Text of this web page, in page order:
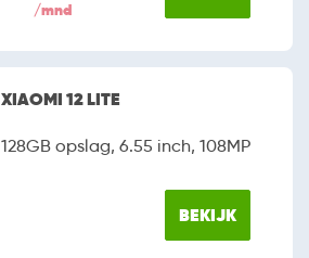
/mnd
XIAOMI 12 LITE
128GB opslag, 6.55 inch, 108MP
BEKIJK